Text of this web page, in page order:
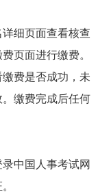
细页面查看核查
页面进行缴费。
费是否成功，未
缴费完成后任何
中国人事考试网